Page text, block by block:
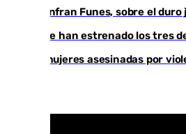
Juanfran Funes, sobre el
Ya se han estrenado los tres
35 mujeres asesinadas por